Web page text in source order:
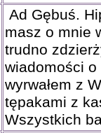
Ad Gębuś.
masz o mnie
trudno
wiadomości
wyrwałem z
tępakami z
Wszystkich